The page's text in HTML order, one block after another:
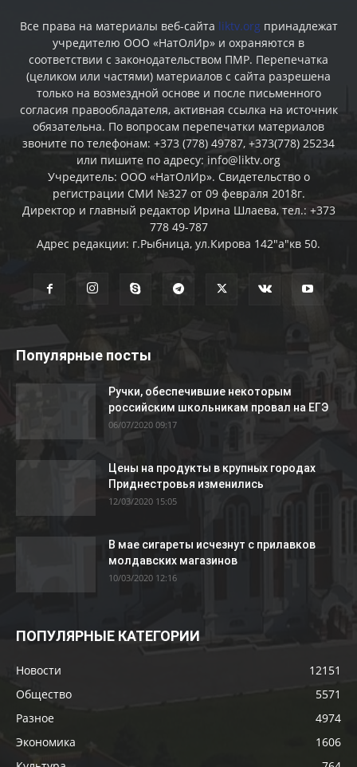
Все права на материалы веб-сайта liktv.org принадлежат
учредителю ООО «НатОлИр» и охраняются в
соответствии с законодательством ПМР. Перепечатка
(целиком или частями) материалов c сайта разрешена
только на возмездной основе и после письменного
согласия правообладателя, активная ссылка на источник
обязательна. По вопросам перепечатки материалов
звоните по телефонам: +373 (778) 49787, +373(778) 25234
или пишите по адресу: info@liktv.org
Учредитель: ООО «НатОлИр». Свидетельство о
регистрации СМИ №327 от 09 февраля 2018г.
Директор и главный редактор Ирина Шлаева, тел.: +373
778 49-787
Адрес редакции: г.Рыбница, ул.Кирова 142"а"кв 50.
Популярные посты
Ручки, обеспечившие некоторым
российским школьникам провал на ЕГЭ
06/07/2020 09:17
Цены на продукты в крупных городах
Приднестровья изменились
12/03/2020 15:05
В мае сигареты исчезнут с прилавков
молдавских магазинов
10/03/2020 12:16
ПОПУЛЯРНЫЕ КАТЕГОРИИ
Новости
12151
Общество
5571
Разное
4974
Экономика
1606